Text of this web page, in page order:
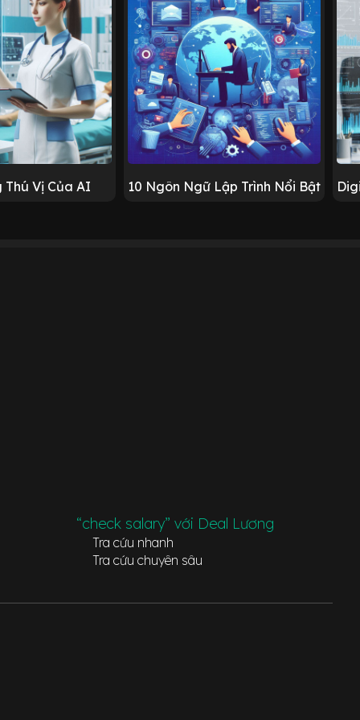
Thú Vị Của AI 10 Ngôn Ngữ Lập Trình Nổi Bật
“check salary” với Deal Lương
Tra cứu nhanh
Tra cứu chuyên sâu